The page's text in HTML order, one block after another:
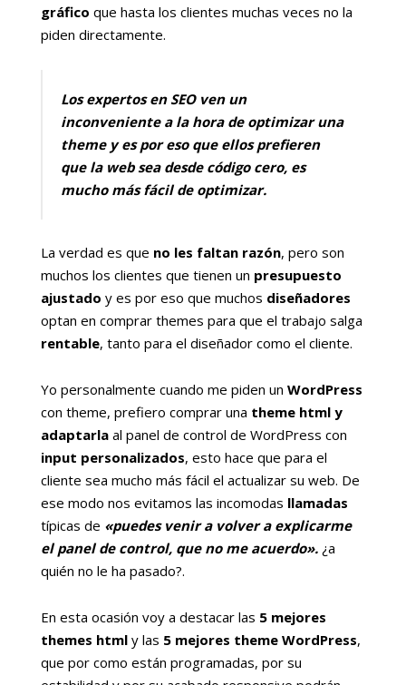
gráfico que hasta los clientes muchas veces no la
piden directamente.
Los expertos en SEO ven un
inconveniente a la hora de optimizar una
theme y es por eso que ellos prefieren
que la web sea desde código cero, es
mucho más fácil de optimizar.
La verdad es que no les faltan razón, pero son
muchos los clientes que tienen un presupuesto
ajustado y es por eso que muchos diseñadores
optan en comprar themes para que el trabajo salga
rentable, tanto para el diseñador como el cliente.
Yo personalmente cuando me piden un WordPress
con theme, prefiero comprar una theme html y
adaptarlaal panel de control de WordPress con
input personalizados, esto hace que para el
cliente sea mucho más fácil el actualizar su web. De
ese modo nos evitamos las incomodas llamadas
típicas de «puedes venir a volver a explicarme
el panel de control, que no me acuerdo».¿a
quién no le ha pasado?.
En esta ocasión voy a destacar las 5 mejores
themes htmly las 5 mejores theme WordPress,
que por como están programadas, por su